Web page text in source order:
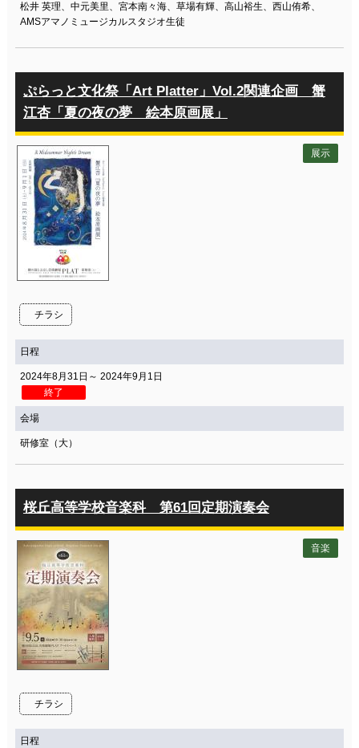
松井 英理、中元美里、宮本南々海、草場有輝、高山裕生、西山侑希、
AMSアマノミュージカルスタジオ生徒
ぷらっと文化祭「Art Platter」Vol.2関連企画 蟹
江杏「夏の夜の夢 絵本原画展」
チラシ
展示
日程
2024年8月31日～ 2024年9月1日
終了
会場
研修室（大）
桜丘高等学校音楽科 第61回定期演奏会
チラシ
音楽
日程